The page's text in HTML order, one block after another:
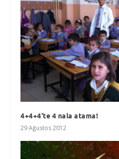
4+4+4'te 4 nala atama!
29 Ağustos 2012